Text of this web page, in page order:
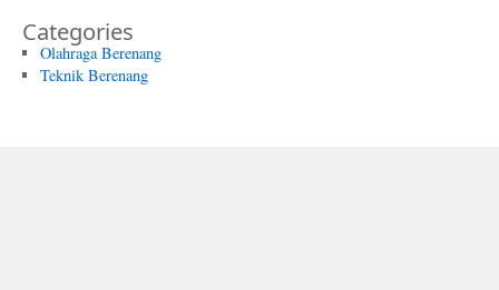
Categories
Olahraga Berenang
Teknik Berenang